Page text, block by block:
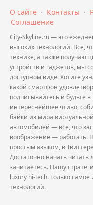
О сайте · Контакты ·
Соглашение
City-Skyline.ru — это
высоких технологий. Все,
технике, а также
устройств и гаджетов, мы
доступном виде. Хотите
какой смартфон
подписывайтесь и будьте
интереснейшее чтиво,
байки из мира
автомобилей — всё, что
воображение — работать.
простым языком, в
Достаточно начать читать
зачитаетесь. Нашу
luxury hi-tech. Только
технологий.